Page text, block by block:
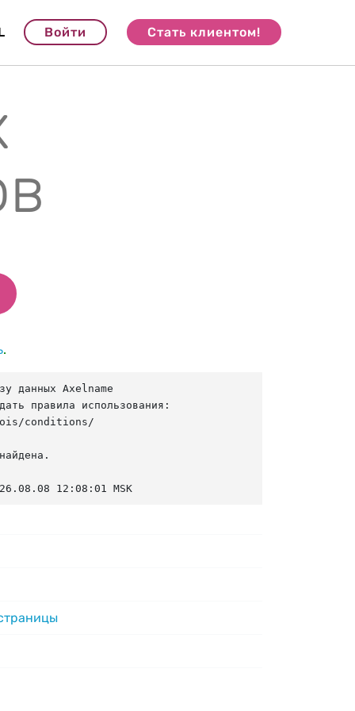
Войти Стать клиентом!
.
данных Axelname
правила использования:
conditions/
12:08:01 MSK